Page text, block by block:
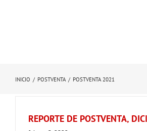
INICIO / POSTVENTA / POSTVENTA 2021
REPORTE DE POSTVENTA,